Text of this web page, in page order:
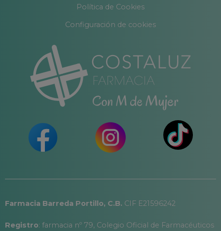
Política de Cookies
Configuración de cookies
Farmacia Barreda Portillo, C.B. CIF E21596242
Registro: farmacia nº 79, Colegio Oficial de Farmacéuticos